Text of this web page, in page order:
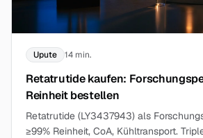
Upute 14 min.
Retatrutide kaufen:
Reinheit bestellen
Retatrutide (LY3437943) als
≥99% Reinheit, CoA, Kühltransport.